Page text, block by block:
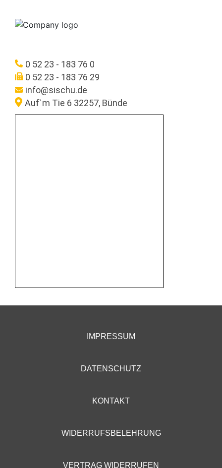
0 52 23 - 183 76 0
0 52 23 - 183 76 29
info@sischu.de
Auf`m Tie 6 32257, Bünde
IMPRESSUM
DATENSCHUTZ
KONTAKT
WIDERRUFSBELEHRUNG
VERTRAG WIDERRUFEN